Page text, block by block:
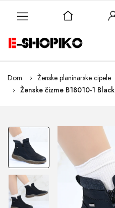
Dom
Ženske planinarske cipele
Ženske čizme B18010-1 Black